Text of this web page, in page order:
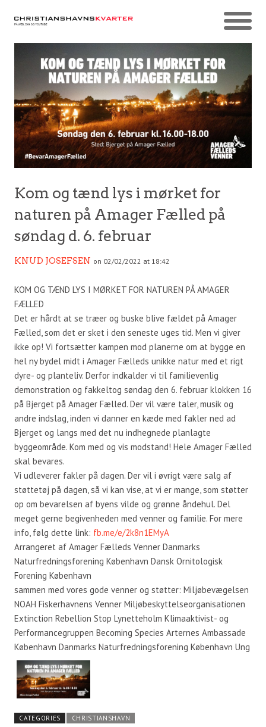
Kom og tænd lys i mørket for
naturen på Amager Fælled på
søndag d. 6. februar
KNUD JOSEFSEN on 02/02/2022 at 18:42
KOM OG TÆND LYS I MØRKET FOR NATUREN PÅ AMAGER
FÆLLED
Det er hårdt at se træer og buske blive fældet på Amager
Fælled, som det er sket i den seneste uges tid. Men vi giver
ikke op! Vi fortsætter kampen mod planerne om at bygge en
hel ny bydel midt i Amager Fælleds unikke natur med et rigt
dyre- og planteliv. Derfor indkalder vi til familievenlig
demonstration og fakkeltog søndag den 6. februar klokken 16
på Bjerget på Amager Fælled. Der vil være taler, musik og
andre indslag, inden vi danner en kæde med fakler ned ad
Bjerget og langs med det nu indhegnede planlagte
byggeområde. Kom med og vis modstand! Hele Amager Fælled
skal bevares.
Vi udleverer fakler på dagen. Der vil i øvrigt være salg af
støttetøj på dagen, så vi kan vise, at vi er mange, som støtter
op om bevarelsen af byens vilde og grønne åndehul. Del
meget gerne begivenheden med venner og familie. For mere
info, følg dette link: fb.me/e/2k8n1EMyA
Arrangeret af Amager Fælleds Venner Danmarks
Naturfredningsforening København Dansk Ornitologisk
Forening København
sammen med vores gode venner og støtter: Miljøbevægelsen
NOAH Fiskerhavnens Venner Miljøbeskyttelseorganisationen
Extinction Rebellion Stop Lynetteholm Klimaaktivist- og
Performancegruppen Becoming Species Arternes Ambassade
København Danmarks Naturfredningsforening København Ung
CATEGORIES CHRISTIANSHAVN